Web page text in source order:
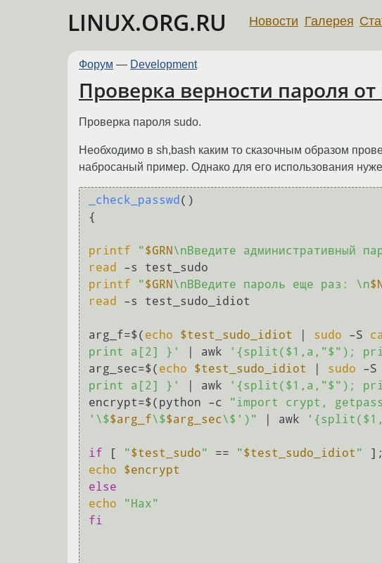
LINUX.ORG.RU Новости Галерея
Форум — Development
Проверка верности пароля
Проверка пароля sudo.
Необходимо в sh,bash каким то сказочным образом
набросаный пример. Однако для его использования
_check_passwd ()
{
printf "$GRN \nВведите административный
read
printf
"$GRN \nВВедите пароль еще раз: \n
read
–s test_sudo_idiot
arg_f=$( echo $test_sudo_idiot sudo –S
print a[2] }'
| awk '{split($1,a,"$");
arg_sec=$( echo $test_sudo_idiot sudo –S
print a[2] }'
| awk '{split($1,a,"$");
encrypt=$(python –c
"import crypt,
'\$$arg_f\$$arg_sec\$')" | awk
if [ "$test_sudo" == "$test_sudo_idiot "
echo
$encrypt
else
echo
"Нах"
fi